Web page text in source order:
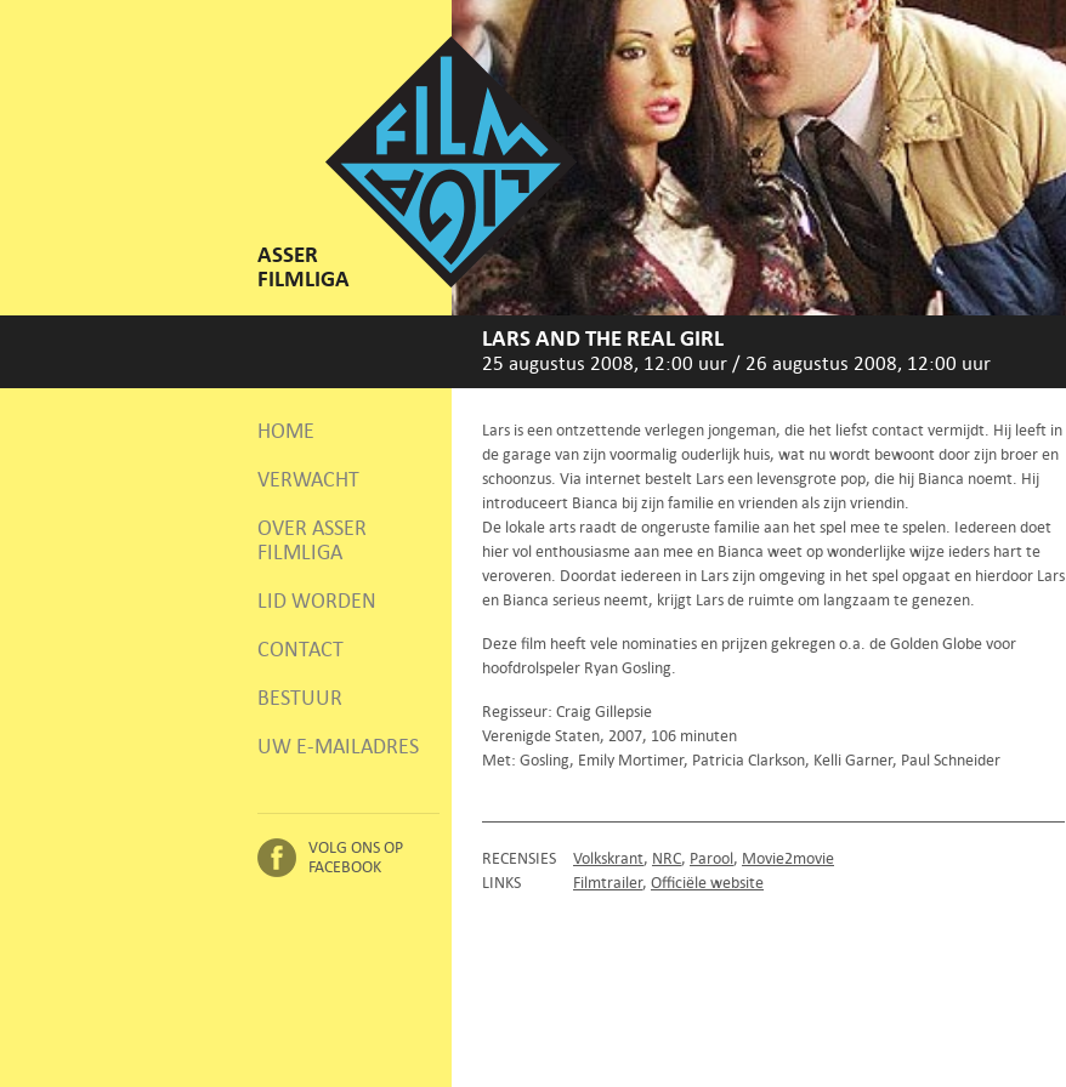
ASSER
FILMLIGA
LARS AND THE REAL GIRL
25 augustus 2008, 12:00 uur / 26 augustus 2008, 12:00 uur
HOME
VERWACHT
OVER ASSER
FILMLIGA
LID WORDEN
CONTACT
BESTUUR
UW E-MAILADRES
VOLG ONS OP
FACEBOOK
Lars is een ontzettende verlegen jongeman, die het liefst contact vermijdt. Hij leeft in
de garage van zijn voormalig ouderlijk huis, wat nu wordt bewoont door zijn broer en
schoonzus. Via internet bestelt Lars een levensgrote pop, die hij Bianca noemt. Hij
introduceert Bianca bij zijn familie en vrienden als zijn vriendin.
De lokale arts raadt de ongeruste familie aan het spel mee te spelen. Iedereen doet
hier vol enthousiasme aan mee en Bianca weet op wonderlijke wijze ieders hart te
veroveren. Doordat iedereen in Lars zijn omgeving in het spel opgaat en hierdoor Lars
en Bianca serieus neemt, krijgt Lars de ruimte om langzaam te genezen.
Deze film heeft vele nominaties en prijzen gekregen o.a. de Golden Globe voor
hoofdrolspeler Ryan Gosling.
Regisseur: Craig Gillepsie
Verenigde Staten, 2007, 106 minuten
Met: Gosling, Emily Mortimer, Patricia Clarkson, Kelli Garner, Paul Schneider
RECENSIES Volkskrant NRC Parool Movie2movie
LINKS
Filmtrailer Officiële website